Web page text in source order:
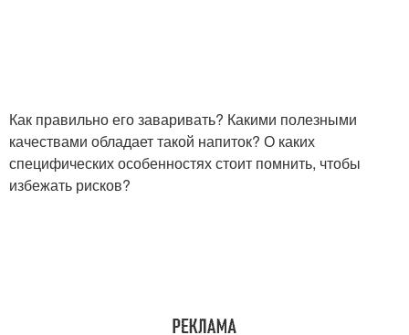
Как правильно его заваривать? Какими полезными
качествами обладает такой напиток? О каких
специфических особенностях стоит помнить, чтобы
избежать рисков?